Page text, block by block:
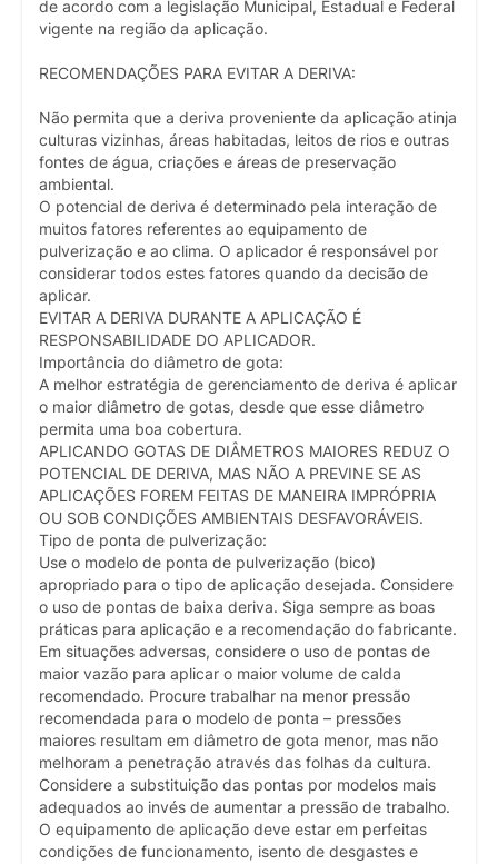
de acordo com a legislação Municipal, Estadual e Federal
vigente na região da aplicação.
RECOMENDAÇÕES PARA EVITAR A DERIVA:
Não permita que a deriva proveniente da aplicação atinja
culturas vizinhas, áreas habitadas, leitos de rios e outras
fontes de água, criações e áreas de preservação
ambiental.
O potencial de deriva é determinado pela interação de
muitos fatores referentes ao equipamento de
pulverização e ao clima. O aplicador é responsável por
considerar todos estes fatores quando da decisão de
aplicar.
EVITAR A DERIVA DURANTE A APLICAÇÃO É
RESPONSABILIDADE DO APLICADOR.
Importância do diâmetro de gota:
A melhor estratégia de gerenciamento de deriva é aplicar
o maior diâmetro de gotas, desde que esse diâmetro
permita uma boa cobertura.
APLICANDO GOTAS DE DIÂMETROS MAIORES REDUZ O
POTENCIAL DE DERIVA, MAS NÃO A PREVINE SE AS
APLICAÇÕES FOREM FEITAS DE MANEIRA IMPRÓPRIA
OU SOB CONDIÇÕES AMBIENTAIS DESFAVORÁVEIS.
Tipo de ponta de pulverização:
Use o modelo de ponta de pulverização (bico)
apropriado para o tipo de aplicação desejada. Considere
o uso de pontas de baixa deriva. Siga sempre as boas
práticas para aplicação e a recomendação do fabricante.
Em situações adversas, considere o uso de pontas de
maior vazão para aplicar o maior volume de calda
recomendado. Procure trabalhar na menor pressão
recomendada para o modelo de ponta – pressões
maiores resultam em diâmetro de gota menor, mas não
melhoram a penetração através das folhas da cultura.
Considere a substituição das pontas por modelos mais
adequados ao invés de aumentar a pressão de trabalho.
O equipamento de aplicação deve estar em perfeitas
condições de funcionamento, isento de desgastes e